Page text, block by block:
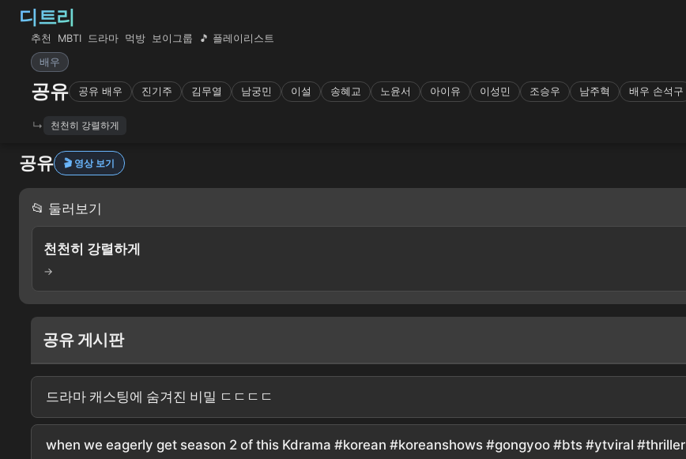
디트리
추천 MBTI 드라마 먹방 보이그룹
🎵 플레이리스트
배우
공유 공유 배우 진기주 김무열 남궁민 이설 송혜교 노윤서 아이유 이성민 조승우 남주혁 배우 손석구
천천히 강렬하게
공유 🎬 영상 보기
📂 둘러보기
천천히 강렬하게
→
공유 게시판
드라마 캐스팅에 숨겨진 비밀 ㄷㄷㄷㄷ
when we eagerly get season 2 of this Kdrama #korean #koreanshows #gongyoo #bts #ytviral #thriller